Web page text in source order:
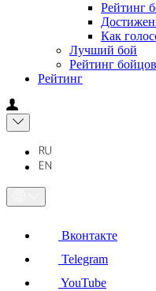
Рейтинг
Как
Лучший бой
Рейтинг бойцов
Рейтинг
Вконтакте
Telegram
YouTube